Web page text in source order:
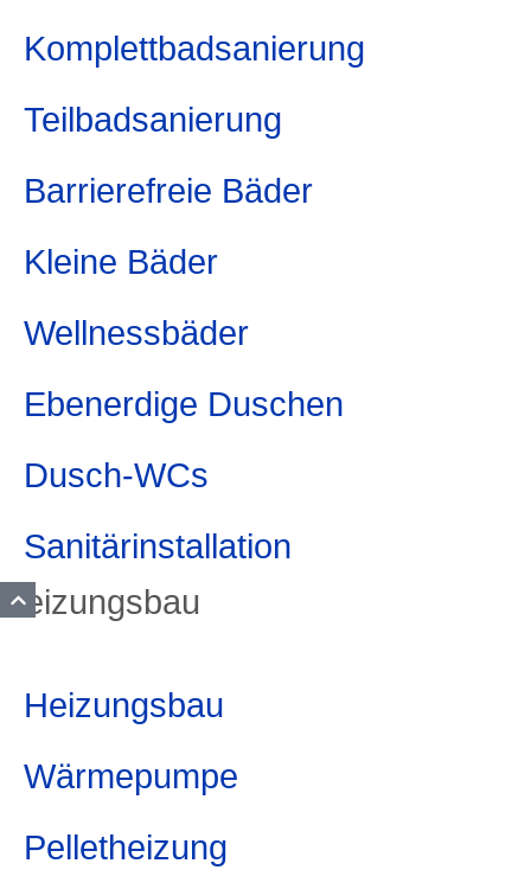
Komplettbadsanierung
Teilbadsanierung
Barrierefreie Bäder
Kleine Bäder
Wellnessbäder
Ebenerdige Duschen
Dusch-WCs
Sanitärinstallation
Heizungsbau
Heizungsbau
Wärmepumpe
Pelletheizung